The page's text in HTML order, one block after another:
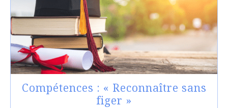
Compétences : « Reconnaître sans
figer »